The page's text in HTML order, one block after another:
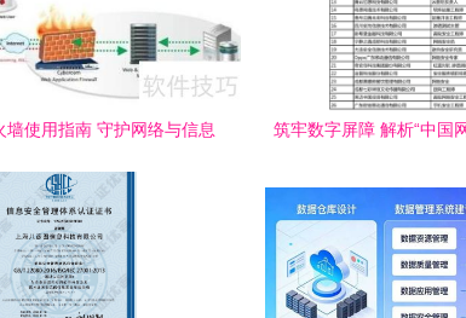
墙使用指南 守护网络与信息
筑牢数字屏障 解析“中国